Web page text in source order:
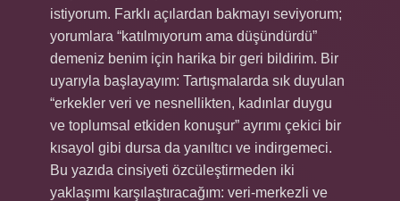
istiyorum. Farklı açılardan bakmayı seviyorum;
yorumlara “katılmıyorum ama düşündürdü”
demeniz benim için harika bir geri bildirim. Bir
uyarıyla başlayayım: Tartışmalarda sık duyulan
“erkekler veri ve nesnellikten, kadınlar duygu
ve toplumsal etkiden konuşur” ayrımı çekici bir
kısayol gibi dursa da yanıltıcı ve indirgemeci.
Bu yazıda cinsiyeti özcüleştirmeden iki
yaklaşımı karşılaştıracağım: veri-merkezli ve